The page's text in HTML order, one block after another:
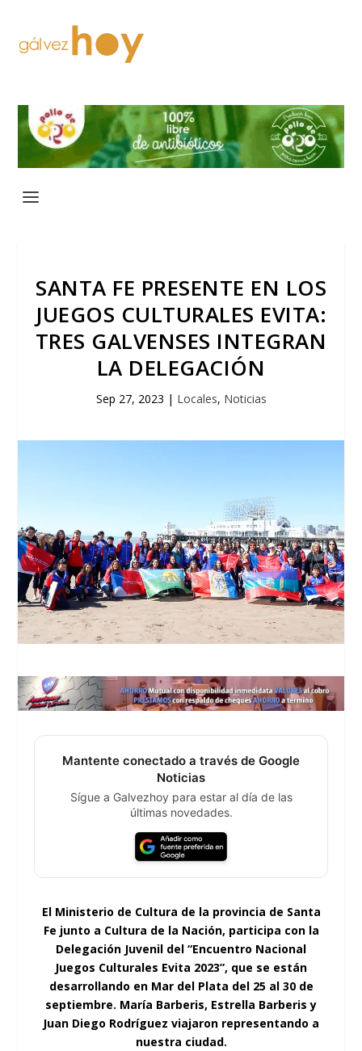
SANTA FE PRESENTE EN LOS
JUEGOS CULTURALES EVITA:
TRES GALVENSES INTEGRAN
LA DELEGACIÓN
Sep 27, 2023 | Locales, Noticias
Mantente conectado a través de Google
Noticias
Sígue a Galvezhoy para estar al día de las
últimas novedades.
El Ministerio de Cultura de la provincia de Santa
Fe junto a Cultura de la Nación, participa con la
Delegación Juvenil del “Encuentro Nacional
Juegos Culturales Evita 2023”, que se están
desarrollando en Mar del Plata del 25 al 30 de
septiembre. María Barberis, Estrella Barberis y
Juan Diego Rodríguez viajaron representando a
nuestra ciudad.